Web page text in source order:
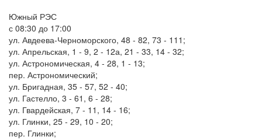
Южный РЭС
с 08:30 до 17:00
ул. Авдеева-Черноморского, 48 - 82, 73 - 111;
ул. Апрельская, 1 - 9, 2 - 12а, 21 - 33, 14 - 32;
ул. Астрономическая, 4 - 28, 1 - 13;
пер. Астрономический;
ул. Бригадная, 35 - 57, 52 - 40;
ул. Гастелло, 3 - 61, 6 - 28;
ул. Гвардейская, 7 - 11, 14 - 16;
ул. Глинки, 25 - 29, 10 - 20;
пер. Глинки;